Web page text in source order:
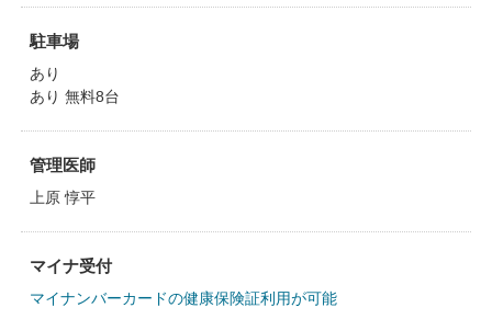
駐車場
あり
あり 無料8台
管理医師
上原 惇平
マイナ受付
マイナンバーカードの健康保険証利用が可能